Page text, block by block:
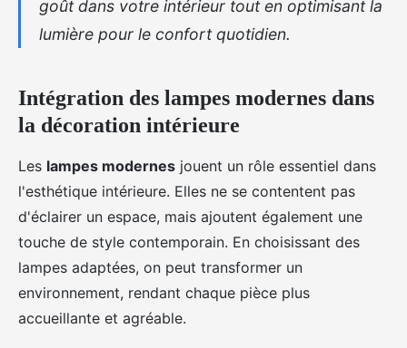
goût dans votre intérieur tout en optimisant la
lumière pour le confort quotidien.
Intégration des lampes modernes dans
la décoration intérieure
Les lampes modernes jouent un rôle essentiel dans
l'esthétique intérieure. Elles ne se contentent pas
d'éclairer un espace, mais ajoutent également une
touche de style contemporain. En choisissant des
lampes adaptées, on peut transformer un
environnement, rendant chaque pièce plus
accueillante et agréable.